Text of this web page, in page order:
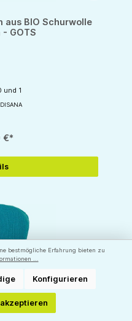
aus BIO Schurwolle
GOTS
und 1
DISANA
€*
bestmögliche Erfahrung bieten zu
...
Konfigurieren